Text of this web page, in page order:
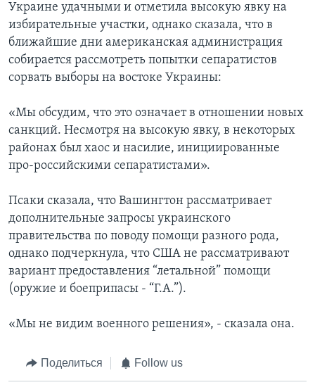
Украине удачными и отметила высокую явку на
избирательные участки, однако сказала, что в
ближайшие дни американская администрация
собирается рассмотреть попытки сепаратистов
сорвать выборы на востоке Украины:
«Мы обсудим, что это означает в отношении новых
санкций. Несмотря на высокую явку, в некоторых
районах был хаос и насилие, инициированные
про-российскими сепаратистами».
Псаки сказала, что Вашингтон рассматривает
дополнительные запросы украинского
правительства по поводу помощи разного рода,
однако подчеркнула, что США не рассматривают
вариант предоставления “летальной” помощи
(оружие и боеприпасы - “Г.А.”).
«Мы не видим военного решения», - сказала она.
Поделиться Follow us